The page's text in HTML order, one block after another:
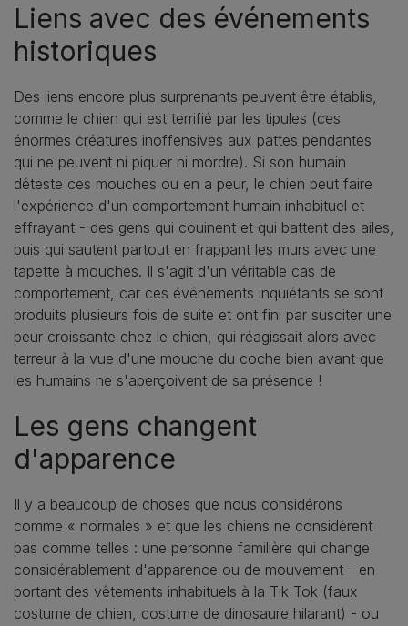
Liens avec des événements
historiques
Des liens encore plus surprenants peuvent être établis,
comme le chien qui est terrifié par les tipules (ces
énormes créatures inoffensives aux pattes pendantes
qui ne peuvent ni piquer ni mordre). Si son humain
déteste ces mouches ou en a peur, le chien peut faire
l'expérience d'un comportement humain inhabituel et
effrayant - des gens qui couinent et qui battent des ailes,
puis qui sautent partout en frappant les murs avec une
tapette à mouches. Il s'agit d'un véritable cas de
comportement, car ces événements inquiétants se sont
produits plusieurs fois de suite et ont fini par susciter une
peur croissante chez le chien, qui réagissait alors avec
terreur à la vue d'une mouche du coche bien avant que
les humains ne s'aperçoivent de sa présence !
Les gens changent
d'apparence
Il y a beaucoup de choses que nous considérons
comme « normales » et que les chiens ne considèrent
pas comme telles : une personne familière qui change
considérablement d'apparence ou de mouvement - en
portant des vêtements inhabituels à la Tik Tok (faux
costume de chien, costume de dinosaure hilarant) - ou